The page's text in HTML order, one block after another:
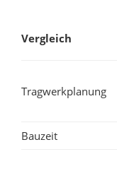
Vergleich
Tragwerkplanung
Bauzeit